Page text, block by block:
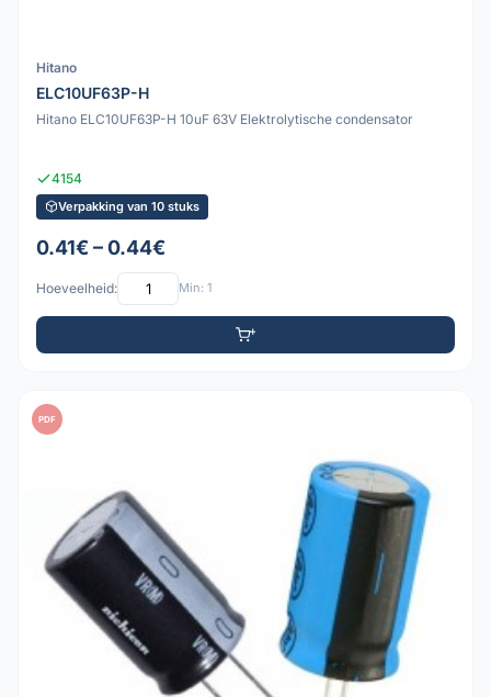
Hitano
ELC10UF63P-H
Hitano ELC10UF63P-H 10uF 63V Elektrolytische condensator
4154
Verpakking van 10 stuks
0.41€ – 0.44€
Hoeveelheid: Min: 1
PDF